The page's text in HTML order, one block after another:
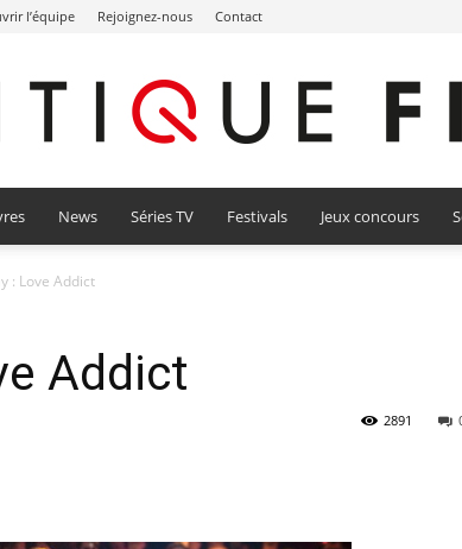
l’équipe Rejoignez-nous Contact
News Séries TV Festivals Jeux concours
: Love Addict
Addict
2891